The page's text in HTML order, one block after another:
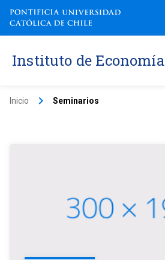
Instituto de Economía
Inicio keyboard_arrow_right Seminarios